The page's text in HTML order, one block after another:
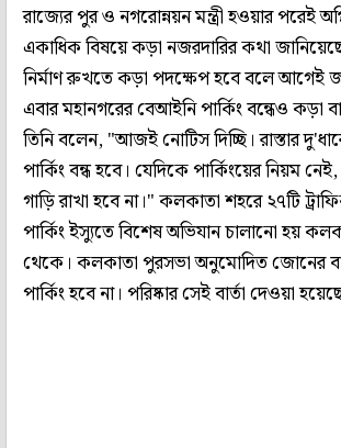
রাজ্যের পুর ও নগরোন্নয়ন মন্ত্রী হওয়ার পরেই
একাধিক বিষয়ে কড়া নজরদারির কথা
নির্মাণ রুখতে কড়া পদক্ষেপ হবে বলে আগেই
এবার মহানগরের বেআইনি পার্কিং বন্ধেও কড়া
তিনি বলেন, "আজই নোটিস দিচ্ছি। রাস্তার
পার্কিং বন্ধ হবে। যেদিকে পার্কিংয়ের নিয়ম
গাড়ি রাখা হবে না।" কলকাতা শহরে ২৭টি
পার্কিং ইস্যুতে বিশেষ অভিযান চালানো হয়
থেকে। কলকাতা পুরসভা অনুমোদিত জোনের
পার্কিং হবে না। পরিষ্কার সেই বার্তা দেওয়া